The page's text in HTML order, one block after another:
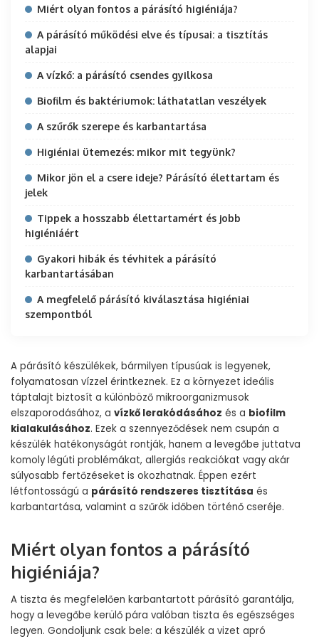
Miért olyan fontos a párásító higiéniája?
A párásító működési elve és típusai: a tisztítás
alapjai
A vízkő: a párásító csendes gyilkosa
Biofilm és baktériumok: láthatatlan veszélyek
A szűrők szerepe és karbantartása
Higiéniai ütemezés: mikor mit tegyünk?
Mikor jön el a csere ideje? Párásító élettartam és
jelek
Tippek a hosszabb élettartamért és jobb
higiéniáért
Gyakori hibák és tévhitek a párásító
karbantartásában
A megfelelő párásító kiválasztása higiéniai
szempontból
A párásító készülékek, bármilyen típusúak is legyenek,
folyamatosan vízzel érintkeznek. Ez a környezet ideális
táptalajt biztosít a különböző mikroorganizmusok
elszaporodásához, a vízkő lerakódásához és a biofilm
kialakulásához. Ezek a szennyeződések nem csupán a
készülék hatékonyságát rontják, hanem a levegőbe juttatva
komoly légúti problémákat, allergiás reakciókat vagy akár
súlyosabb fertőzéseket is okozhatnak. Éppen ezért
létfontosságú a párásító rendszeres tisztítása és
karbantartása, valamint a szűrők időben történő cseréje.
Miért olyan fontos a párásító
higiéniája?
A tiszta és megfelelően karbantartott párásító garantálja,
hogy a levegőbe kerülő pára valóban tiszta és egészséges
legyen. Gondoljunk csak bele: a készülék a vizet apró